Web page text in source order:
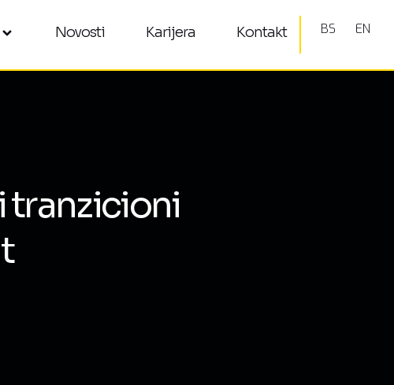
Novosti Karijera Kontakt BS EN
tranzicioni